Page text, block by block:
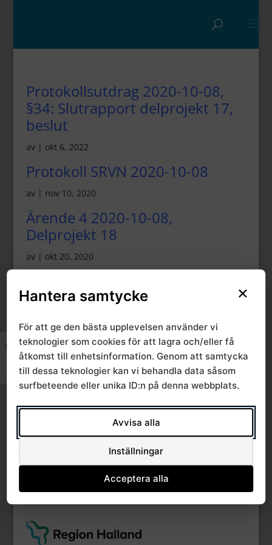
Slå på/av hög kontrast
Slå på/av textstorlek
Protokollsutdrag 2020-10-08,
§34: Slutrapport delprojekt 17,
beslut
av | okt 6, 2022
Protokoll SRVN 2020-10-08
av | nov 10, 2020
Ärende 4 2020-10-08,
Delprojekt 18
av | okt 20, 2020
Delprojekt 25
Ärende 15b 2020-10-08,
Regionavtal nuvarande
av|okt 5, 2020
« Äldre inlägg
×
Hantera samtycke
För att ge den bästa upplevelsen använder vi
teknologier som cookies för att lagra och/eller få
åtkomst till enhetsinformation. Genom att samtycka
till dessa teknologier kan vi behandla data såsom
surfbeteende eller unika ID:n på denna webbplats.
Avvisa alla
Inställningar
Acceptera alla